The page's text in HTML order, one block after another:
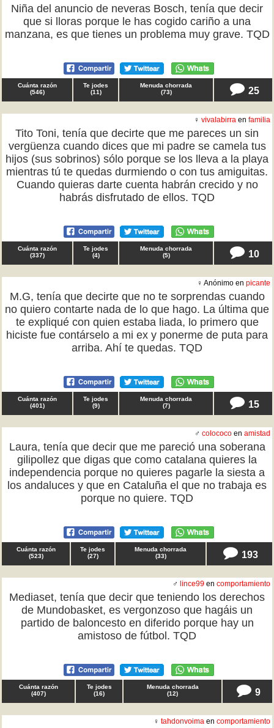
Niña del anuncio de neveras Bosch, tenía que decir
que si lloras porque le has cogido cariño a una
manzana, es que tienes un problema muy grave. TQD
Cuánta razón
(546)
Te jodes
(11)
Menuda chorrada
(73) 25
♀ vivalabirra en familia
Tito Toni, tenía que decirte que me pareces un sin
vergüenza cuando dices que mi padre se camela tus
hijos (sus sobrinos) sólo porque se los lleva a la playa
mientras tú te quedas durmiendo o con tus amiguitas.
Cuando quieras darte cuenta habrán crecido y no
habrás disfrutado de ellos. TQD
Cuánta razón
(337)
Te jodes
(4)
Menuda chorrada
(5) 10
♀ Anónimo en picante
M.G, tenía que decirte que no te sorprendas cuando
no quiero contarte nada de lo que hago. La última que
te expliqué con quien estaba liada, lo primero que
hiciste fue contárselo a mi ex y ponerme de puta para
arriba. Ahí te quedas. TQD
Cuánta razón
(401)
Te jodes
(9)
Menuda chorrada
(7) 15
♂ colococo en amistad
Laura, tenía que decir que me pareció una soberana
gilipollez que digas que como catalana quieres la
independencia porque no quieres pagarle la siesta a
los andaluces y que en Cataluña el que no trabaja es
porque no quiere. TQD
Cuánta razón
(523)
Te jodes
(27)
Menuda chorrada
(33) 193
♂ lince99 en comportamiento
Mediaset, tenía que decir que teniendo los derechos
de Mundobasket, es vergonzoso que hagáis un
partido de baloncesto en diferido porque hay un
amistoso de fútbol. TQD
Cuánta razón
(407)
Te jodes
(16)
Menuda chorrada
(12) 9
♀ tahdonvoima en comportamiento